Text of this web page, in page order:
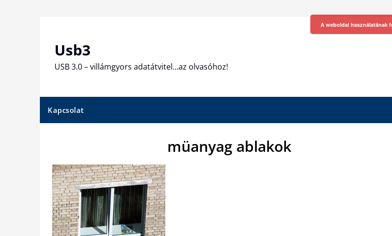
Usb3
USB 3.0 – villámgyors adatátvitel…az olvasóhoz!
Kapcsolat
müanyag ablakok
A weboldal használatának